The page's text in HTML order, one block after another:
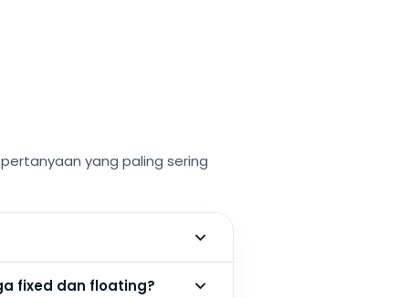
yang paling sering
fixed dan floating?